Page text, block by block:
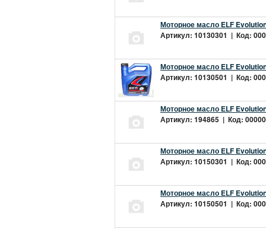
Моторное масло ELF
Артикул: 10130301 | Код:
Моторное масло ELF
Артикул: 10130501 | Код:
Моторное масло ELF
Артикул: 194865 | Код:
Моторное масло ELF
Артикул: 10150301 | Код:
Моторное масло ELF
Артикул: 10150501 | Код: